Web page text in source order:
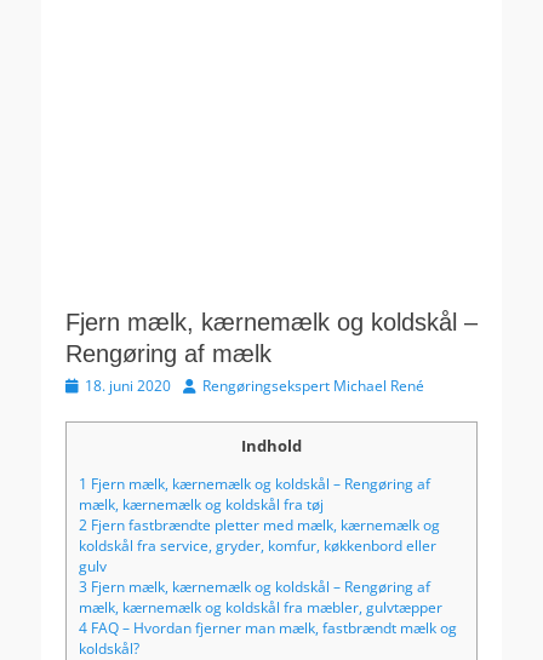
Fjern mælk, kærnemælk og koldskål –
Rengøring af mælk
Udgivet
18. juni 2020 Forfatter
Rengøringsekspert Michael René
Indhold
1 Fjern mælk, kærnemælk og koldskål – Rengøring af
mælk, kærnemælk og koldskål fra tøj
2 Fjern fastbrændte pletter med mælk, kærnemælk og
koldskål fra service, gryder, komfur, køkkenbord eller
gulv
3 Fjern mælk, kærnemælk og koldskål – Rengøring af
mælk, kærnemælk og koldskål fra mæbler, gulvtæpper
4 FAQ – Hvordan fjerner man mælk, fastbrændt mælk og
koldskål?